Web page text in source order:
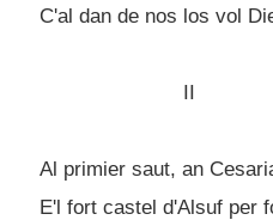
C'al dan de nos los vol
II
Al primier saut, an
E'l fort castel d'Alsuf per